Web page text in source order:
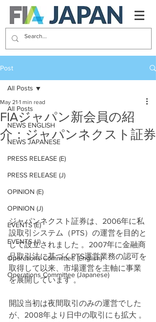
Post
All Posts
NEWS ENGLISH
NEWS JAPANESE
PRESS RELEASE (E)
PRESS RELEASE (J)
OPINION (E)
OPINION (J)
EVENTS (E)
EVENTS (J)
Operations Committee (English)
Operations Committee (Japanese)
All Posts
FIAジャパン新会員の紹
介：ジャパンネクスト証券
May 21 1 min read
ジャパンネクスト証券は、2006年に私
設取引システム（PTS）の運営を目的と
して設立されました 。2007年に金融商
品取引法に基づくPTS運営業務の認可を
取得して以来、市場運営を主軸に事業
を展開しています 。
開設当初は夜間取引のみの運営でした
が、2008年より日中の取引にも拡大 。